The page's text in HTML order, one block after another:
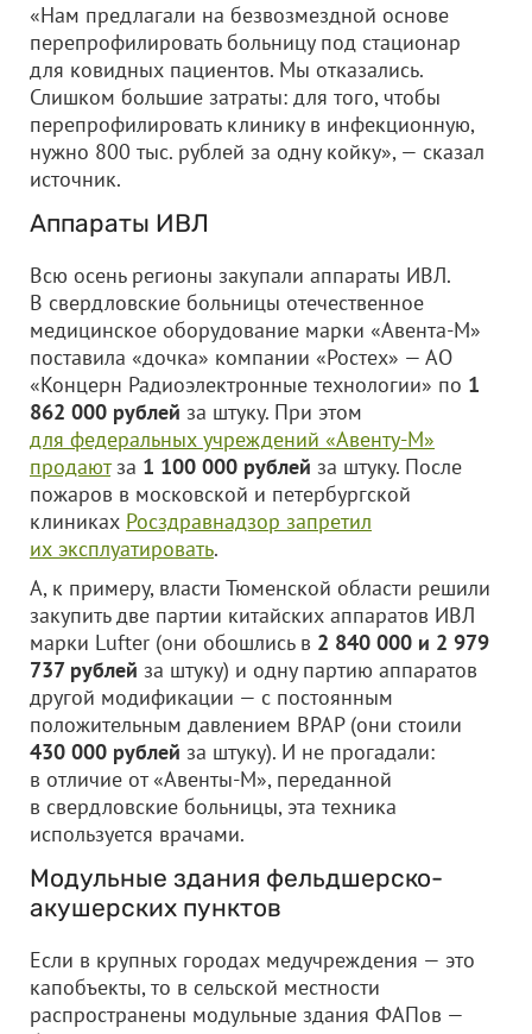
«Нам предлагали на безвозмездной основе
перепрофилировать больницу под стационар
для ковидных пациентов. Мы отказались.
Слишком большие затраты: для того, чтобы
перепрофилировать клинику в инфекционную,
нужно 800 тыс. рублей за одну койку», — сказал
источник.
Аппараты ИВЛ
Всю осень регионы закупали аппараты ИВЛ.
В свердловские больницы отечественное
медицинское оборудование марки «Авента-М»
поставила «дочка» компании «Ростех» — АО
«Концерн Радиоэлектронные технологии» по 1
862 000 рублей за штуку. При этом
для федеральных учреждений «Авенту-М»
продаютза 1 100 000 рублей за штуку. После
пожаров в московской и петербургской
клиниках Росздравнадзор запретил
их эксплуатировать.
А, к примеру, власти Тюменской области решили
закупить две партии китайских аппаратов ИВЛ
марки Lufter (они обошлись в 2 840 000 и 2 979
737 рублей за штуку) и одну партию аппаратов
другой модификации — с постоянным
положительным давлением BPAP (они стоили
430 000 рублей за штуку). И не прогадали:
в отличие от «Авенты-М», переданной
в свердловские больницы, эта техника
используется врачами.
Модульные здания фельдшерско-
акушерских пунктов
Если в крупных городах медучреждения — это
капобъекты, то в сельской местности
распространены модульные здания ФАПов —